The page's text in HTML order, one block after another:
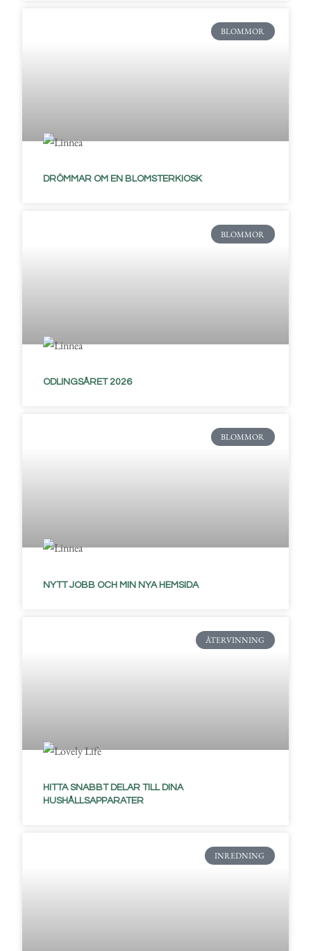
BLOMMOR
DRÖMMAR OM EN BLOMSTERKIOSK
BLOMMOR
ODLINGSÅRET 2026
BLOMMOR
NYTT JOBB OCH MIN NYA HEMSIDA
ÅTERVINNING
HITTA SNABBT DELAR TILL DINA
HUSHÅLLSAPPARATER
INREDNING